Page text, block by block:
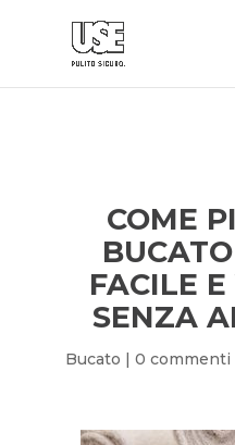
COME
FACILE
SENZA
Bucato | 0 commenti